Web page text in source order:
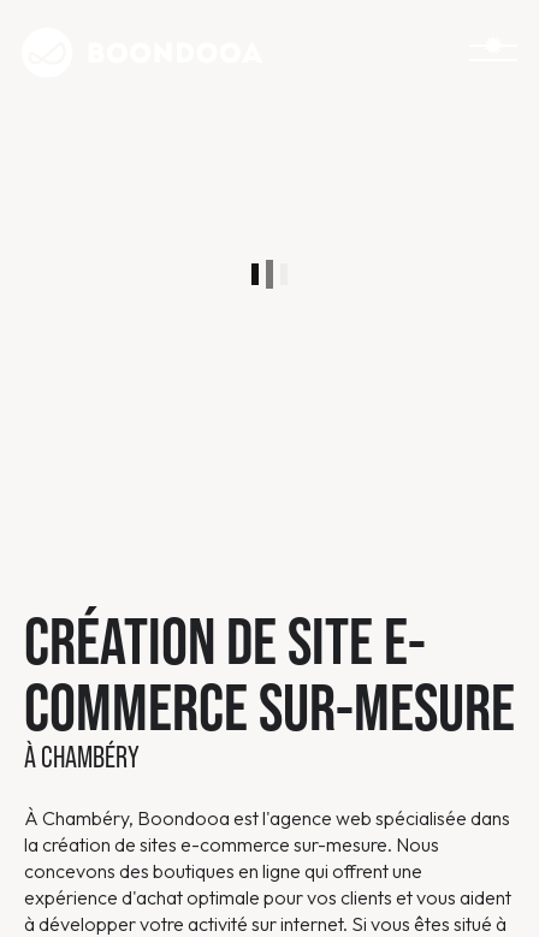
CRÉATION DE SITE E-
COMMERCE SUR-MESURE
À CHAMBÉRY
À Chambéry, Boondooa est l'agence web spécialisée dans
la création de sites e-commerce sur-mesure. Nous
concevons des boutiques en ligne qui offrent une
expérience d'achat optimale pour vos clients et vous aident
à développer votre activité sur internet. Si vous êtes situé à